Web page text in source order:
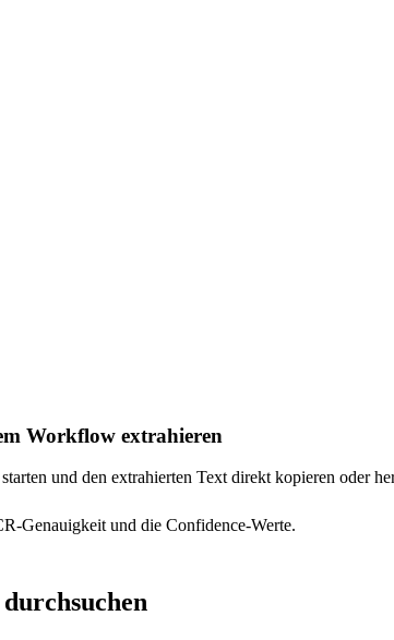
Workflow extrahieren
und den extrahierten Text direkt kopieren oder
Genauigkeit und die Confidence-Werte.